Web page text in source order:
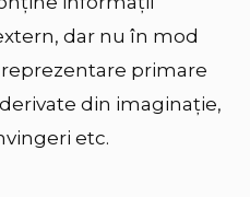
dar nu în mod
primare
din imaginație,
etc.